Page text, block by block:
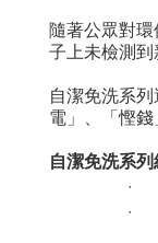
隨著公眾對
子上未檢測
自潔免洗系列
電」、「慳錢
自潔免洗系列
·
·